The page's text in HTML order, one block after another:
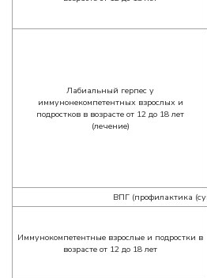
Лабиальный герпес у
иммунонекомпетентных взрослых и
подростков в возрасте от 12 до 18 лет
(лечение)
ВПГ (профилактика
Иммунокомпетентные взрослые и подростки в
возрасте от 12 до 18 лет